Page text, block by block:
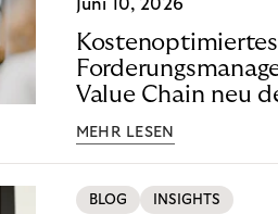
Juni 10, 2026
Kostenoptimiertes
Value Chain neu
MEHR LESEN
BLOG INSIGHTS